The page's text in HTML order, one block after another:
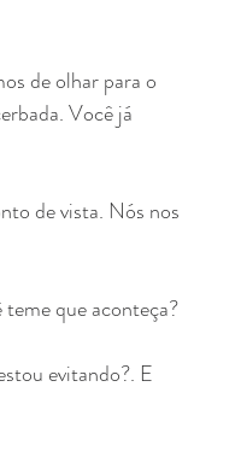
de olhar para o
Você já
de vista. Nós nos
teme que aconteça?
evitando?. E